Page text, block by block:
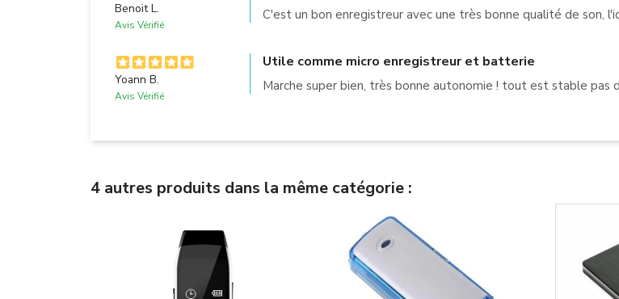
Benoit L.
Avis Vérifié
C'est un bon enregistreur avec une très bonne qualité de son,
Yoann B.
Avis Vérifié
Utile comme micro enregistreur et batterie
Marche super bien, très bonne autonomie ! tout est stable pas
4 autres produits dans la même catégorie :